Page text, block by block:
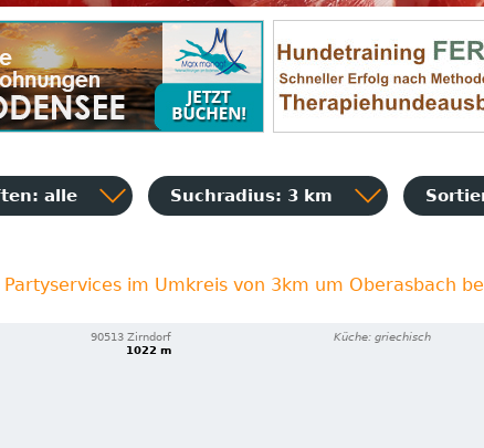
alle Suchradius: 3 km
im Umkreis von 3km um Oberasbach
90513 Zirndorf
1022 m
Küche: griechisch